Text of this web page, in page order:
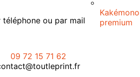
Kakémono
premium
ou par mail
09 72 15 71 62